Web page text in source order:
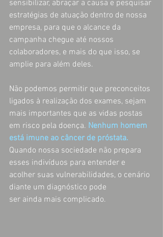
sensibilizar, abraçar a causa e pesquisar
estratégias de atuação dentro de nossa
empresa, para que o alcance da
campanha chegue até nossos
colaboradores, e mais do que isso, se
amplie para além deles.
Não podemos permitir que preconceitos
ligados à realização dos exames, sejam
mais importantes que as vidas postas
em risco pela doença. Nenhum homem
está imune ao câncer de próstata.
Quando nossa sociedade não prepara
esses indivíduos para entender e
acolher suas vulnerabilidades, o cenário
diante um diagnóstico pode
ser ainda mais complicado.